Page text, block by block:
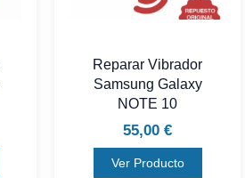
Reparar Vibrador
Samsung Galaxy
NOTE 10
55,00 €
Ver Producto